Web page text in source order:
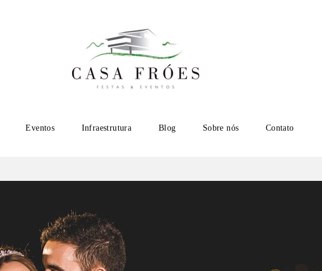
Eventos Infraestrutura Blog Sobre nós Contato